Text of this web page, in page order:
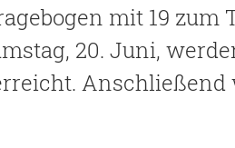
mit 19 zum
20. Juni,